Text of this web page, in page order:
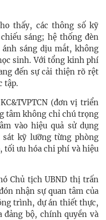
thấy, các thông số kỹ
sáng; hệ thống đèn
sáng dịu mắt, không
sinh. Với tổng kinh phí
đến sự cải thiện rõ rệt
tập.
(đơn vị triển
tâm không chỉ chú trọng
vào hiệu quả sử dụng
kỹ lưỡng từng phòng
tối ưu hóa chi phí và hiệu
Chủ tịch UBND thị trấn
nhận sự quan tâm của
trình, dự án thiết thực,
đảng bộ, chính quyền và